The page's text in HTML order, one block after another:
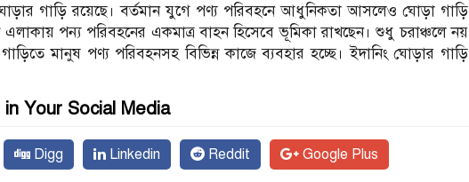
গাড়ি রয়েছে। বর্তমান যুগে পণ্য পরিবহনে আধুনিকতা আসলেও ঘোড়া গাড়ি
এলাকায় পন্য পরিবহনের একমাত্র বাহন হিসেবে ভূমিকা রাখছেন। শুধু চরাঞ্চলে নয়
মানুষ পণ্য পরিবহনসহ বিভিন্ন কাজে ব্যবহার হচ্ছে। ইদানিং ঘোড়ার গাড়ি
Your Social Media
Digg Linkedin Reddit Google Plus